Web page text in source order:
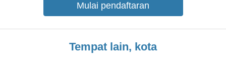
Mulai pendaftaran
Tempat lain, kota